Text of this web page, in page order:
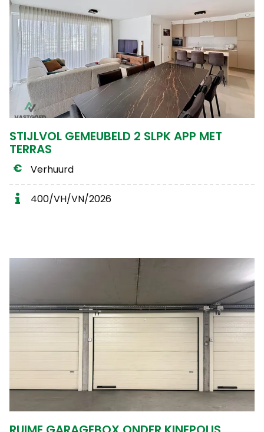
STIJLVOL GEMEUBELD 2 SLPK APP MET
TERRAS
Verhuurd
400/VH/VN/2026